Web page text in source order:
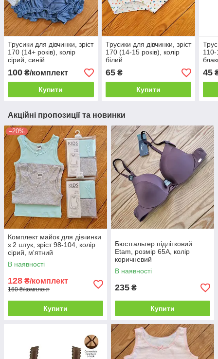
Трусики для дівчинки, зріст
170 (14+ років), колір
сірий, синій
100 ₴/комплект
Купити
Трусики для дівчинки, зріст
170 (14-15 років), колір
білий
65₴
Купити
110-
45
Акційні пропозиції та новинки
–20%
Комплект майок для дівчинки
з 2 штук, зріст 98-104, колір
сірий, м'ятний
В наявності
128 ₴/комплект
160 ₴/комплект
Купити
Бюстгальтер підлітковий
Etam, розмір 65A, колір
коричневий
В наявності
235 ₴
Купити